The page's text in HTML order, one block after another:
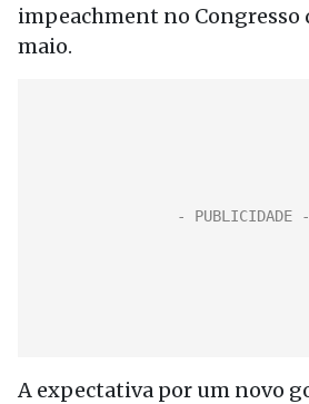
impeachment no Congresso
maio.
A expectativa por um novo